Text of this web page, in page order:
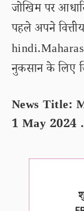
जोखिम पर
पहले अपने
नुकसान के लिए
News Title:
1 May 2024 .